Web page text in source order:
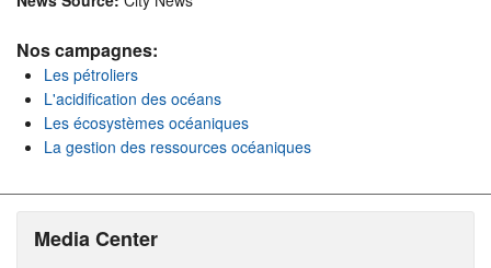
Nos campagnes:
Les pétroliers
L'acidification des océans
Les écosystèmes océaniques
La gestion des ressources océaniques
Media Center